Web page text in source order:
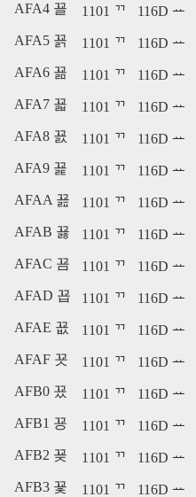
AFA4 꾤 1101 ᄁ 116D ᅭ
AFA5 꾥 1101 ᄁ 116D ᅭ
AFA6 꾦
1101 ᄁ 116D ᅭ
AFA7 꾧
1101 ᄁ 116D ᅭ
AFA8 꾨
1101 ᄁ 116D ᅭ
AFA9 꾩
1101 ᄁ 116D ᅭ
AFAA 꾪
1101 ᄁ 116D ᅭ
AFAB 꾫
1101 ᄁ 116D ᅭ
AFAC 꾬
1101 ᄁ 116D ᅭ
AFAD 꾭 1101 ᄁ 116D ᅭ
AFAE 꾮 1101 ᄁ 116D ᅭ
AFAF 꾯
1101 ᄁ 116D ᅭ
AFB0 꾰 1101 ᄁ 116D ᅭ
AFB1 꾱 1101 ᄁ 116D ᅭ
AFB2 꾲 1101 ᄁ 116D ᅭ
AFB3 꾳 1101 ᄁ 116D ᅭ